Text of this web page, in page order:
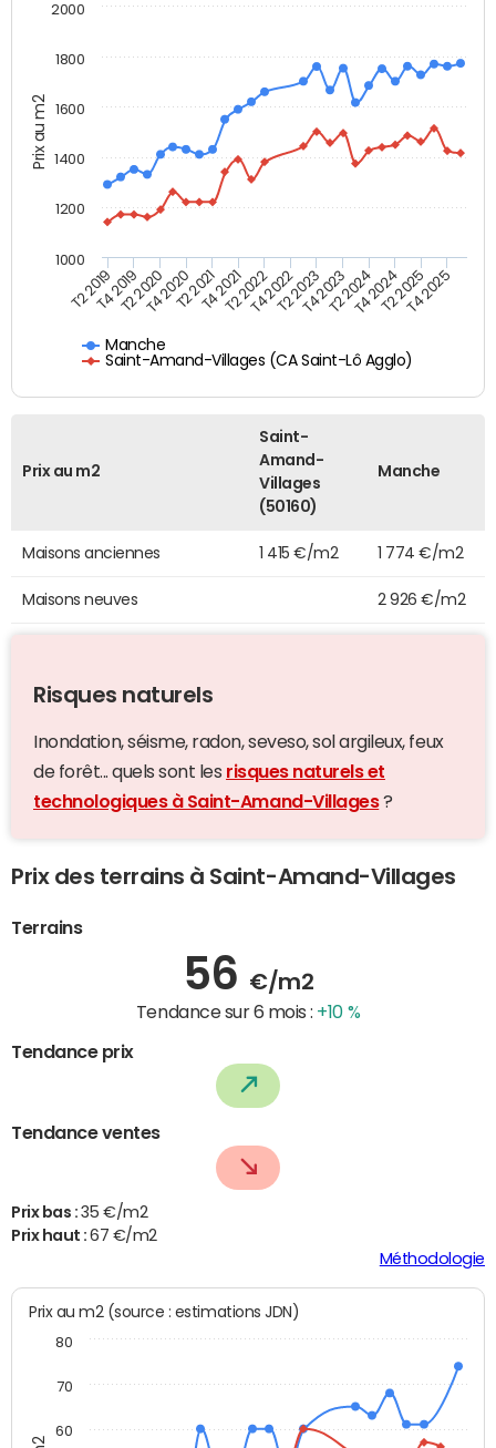
Prix au m2
Manche
Saint-Amand-Villages (CA Saint-Lô Agglo)
T2 2019T4 2019T2 2020T4 2020T2 2021T4 2021T2 2022T4 2022T2 2023T4 2023T2 2024T4 2024T2 2025T4 2025
1000
1200
1400
1600
1800
2000
Prix au m2
Saint-
Amand-
Villages
(50160)
Manche
Maisons anciennes 1 415 €/m2 1 774 €/m2
Maisons neuves 2 926 €/m2
Risques naturels
Inondation, séisme, radon, seveso, sol argileux, feux
de forêt... quels sont les risques naturels et
technologiques à Saint-Amand-Villages?
Prix des terrains à Saint-Amand-Villages
Terrains
56 €/m2
Tendance sur 6 mois : +10 %
Tendance prix
Tendance ventes
Prix bas : 35 €/m2
Prix haut :67 €/m2
Méthodologie
Prix au m2 (source : estimations JDN)
60
70
80